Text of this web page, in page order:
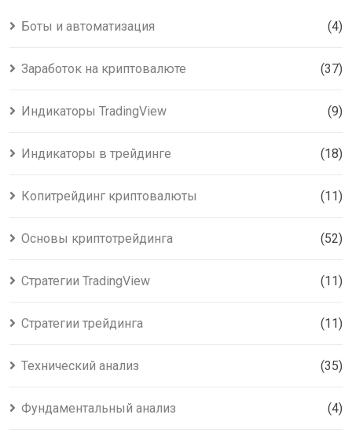
Боты и автоматизация (4)
Заработок на криптовалюте (37)
Индикаторы TradingView (9)
Индикаторы в трейдинге (18)
Копитрейдинг криптовалюты (11)
Основы криптотрейдинга (52)
Стратегии TradingView (11)
Стратегии трейдинга (11)
Технический анализ (35)
Фундаментальный анализ (4)